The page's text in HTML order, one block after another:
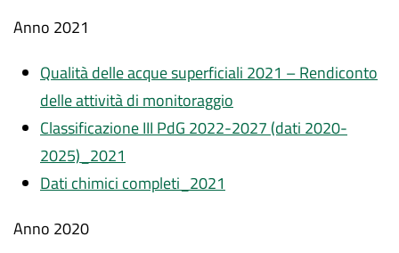
Anno 2021
Qualità delle acque superficiali 2021 – Rendiconto
delle attività di monitoraggio
Classificazione III PdG 2022-2027 (dati 2020-
2025)_2021
Dati chimici completi_2021
Anno 2020